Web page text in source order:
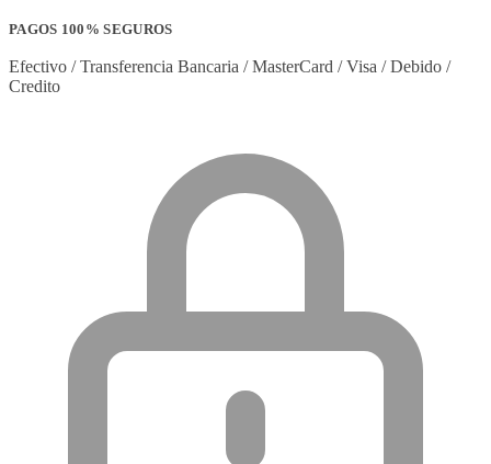
PAGOS 100% SEGUROS
Efectivo / Transferencia Bancaria / MasterCard / Visa / Debido /
Credito